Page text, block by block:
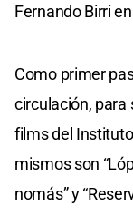
Fernando Birri
Como primer
circulación, para
films del
mismos son
nomás” y